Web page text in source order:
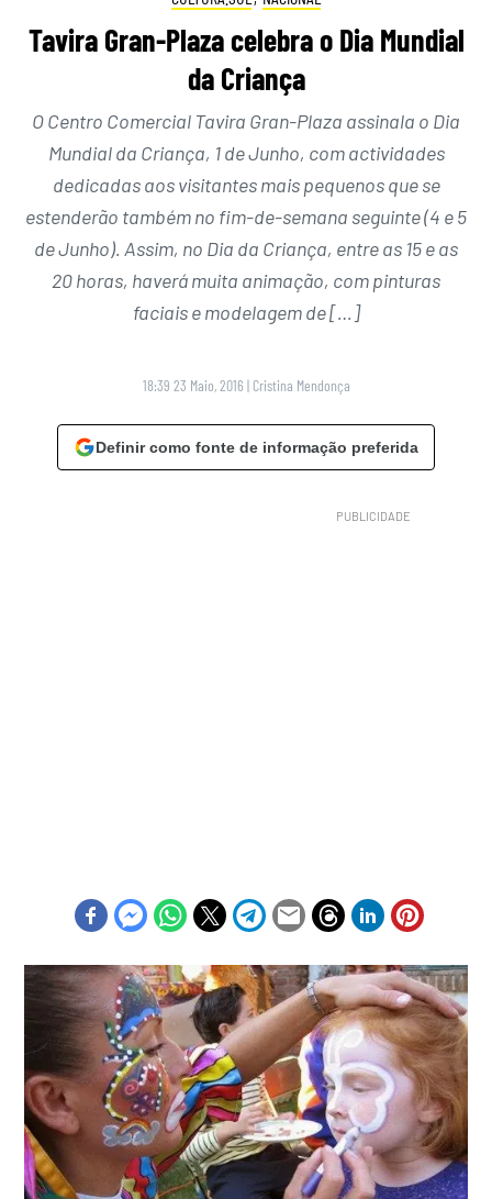
Tavira Gran-Plaza celebra o Dia Mundial
da Criança
O Centro Comercial Tavira Gran-Plaza assinala o Dia
Mundial da Criança, 1 de Junho, com actividades
dedicadas aos visitantes mais pequenos que se
estenderão também no fim-de-semana seguinte (4 e 5
de Junho). Assim, no Dia da Criança, entre as 15 e as
20 horas, haverá muita animação, com pinturas
faciais e modelagem de […]
18:39 23 Maio, 2016 | Cristina Mendonça
Definir como fonte de informação preferida